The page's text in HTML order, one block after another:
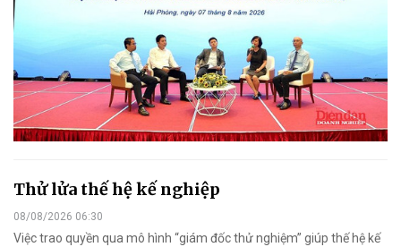
Thử lửa thế hệ kế nghiệp
08/08/2026 06:30
Việc trao quyền qua mô hình “giám đốc thử nghiệm” giúp thế hệ kế